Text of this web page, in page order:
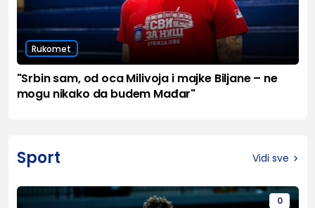
Rukomet
"Srbin sam, od oca Milivoja i majke Biljane – ne
mogu nikako da budem Mađar"
Sport Vidi sve
0